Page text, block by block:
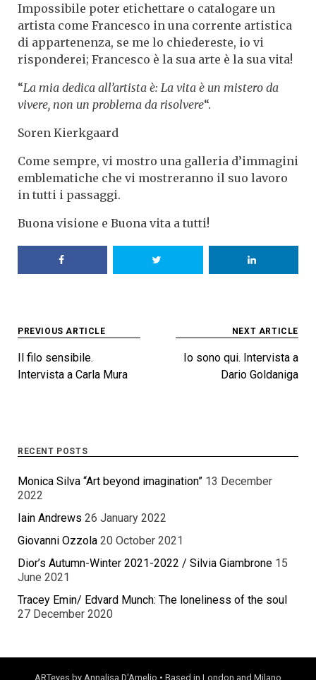
Impossibile poter etichettare o catalogare un
artista come Francesco in una corrente artistica
di appartenenza, se me lo chiedereste, io vi
risponderei; Francesco è la sua arte è la sua vita!
“La mia dedica all’artista è: La vita è un mistero da
vivere, non un problema da risolvere“.
Soren Kierkgaard
Come sempre, vi mostro una galleria d’immagini
emblematiche che vi mostreranno il suo lavoro
in tutti i passaggi.
Buona visione e Buona vita a tutti!
Post
navigation
PREVIOUS ARTICLE
Il filo sensibile.
Intervista a Carla Mura
NEXT ARTICLE
Io sono qui. Intervista a
Dario Goldaniga
RECENT POSTS
Monica Silva “Art beyond imagination” 13 December
2022
Iain Andrews 26 January 2022
Giovanni Ozzola 20 October 2021
Dior’s Autumn-Winter 2021-2022 / Silvia Giambrone 15
June 2021
Tracey Emin/ Edvard Munch: The loneliness of the soul
27 December 2020
ARTeyes by Annalisa D'Amelio • Based in London and Milano